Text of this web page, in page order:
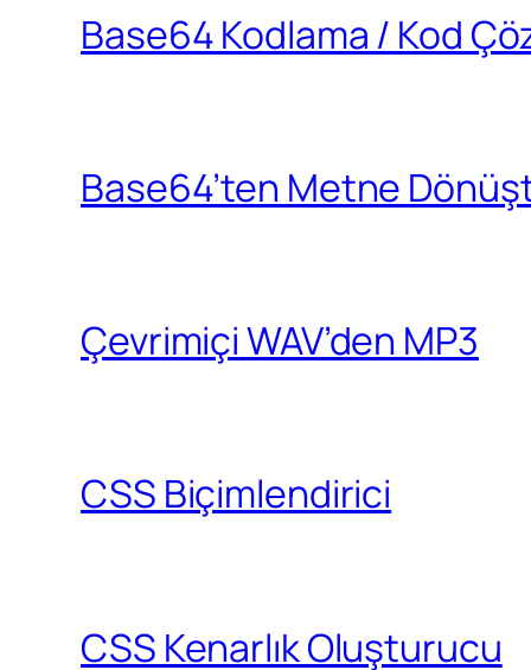
Base64 Kodlama / Kod
Base64’ten Metne
Çevrimiçi WAV’den MP3
CSS Biçimlendirici
CSS Kenarlık Oluşturucu